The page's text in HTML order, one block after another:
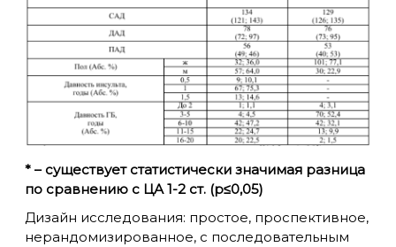
* – существует статистически значимая разница
по сравнению с ЦА 1-2 ст. (p≤0,05)
Дизайн исследования: простое, проспективное,
нерандомизированное, с последовательным